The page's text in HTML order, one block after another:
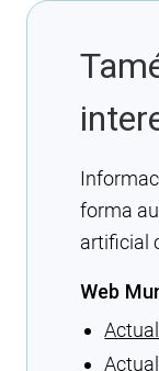
forma
artificial
Web